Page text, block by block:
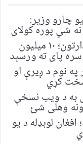
چارو وزیر:
شي پوره کولای
کابل کې د معلوماتي ټکنالوژي نندارتون؛ ۱۰ میلیون
سره پای ته ورسېد
نوم د ږیرې او
کړي
به د ویب نسخې
وهلی شئ
افغان لوبډله د یو